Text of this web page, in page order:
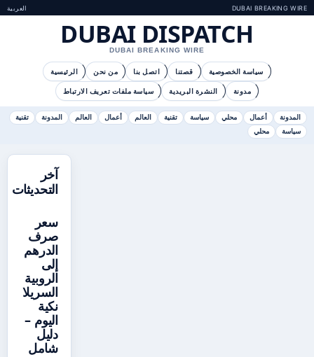
DUBAI BREAKING WIRE العربية
DUBAI DISPATCH
DUBAI BREAKING WIRE
الرئيسية من نحن اتصل بنا قصتنا سياسة الخصوصية
سياسة ملفات تعريف الارتباط النشرة البريدية مدونة
المدونة أعمال محلي سياسة تقنية العالم أعمال العالم المدونة
تقنية
سياسة
محلي
آخر
التحديثات
سعر
صرف
الدرهم
إلى
الروبية
السريلا
نكية
اليوم –
دليل
شامل